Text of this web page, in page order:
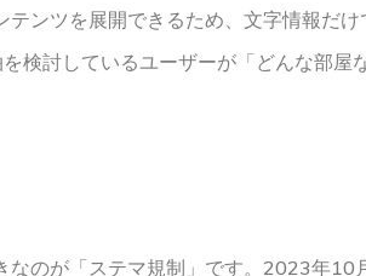
ンツを展開できるため、文字情報だ
検討しているユーザーが「どんな部屋
のが「ステマ規制」です。2023年10